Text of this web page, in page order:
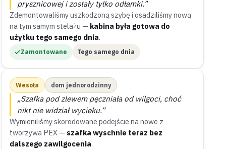
prysznicowej i zostały tylko odłamki.”
Zdemontowaliśmy uszkodzoną szybę i osadziliśmy nową
na tym samym stelażu — kabina była gotowa do
użytku tego samego dnia.
Zamontowane Tego samego dnia
Wesoła dom jednorodzinny
„Szafka pod zlewem pęczniała od wilgoci, choć
nikt nie widział wycieku.”
Wymieniliśmy skorodowane podejście na nowe z
tworzywa PEX — szafka wyschnie teraz bez
dalszego zawilgocenia.